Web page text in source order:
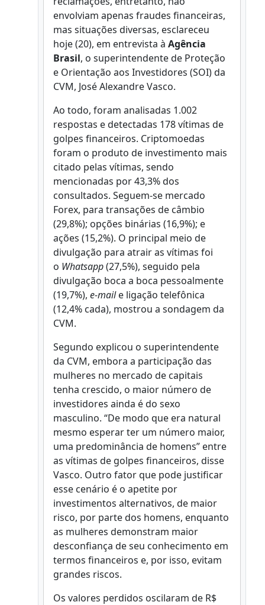
envolviam apenas fraudes financeiras,
mas situações diversas, esclareceu
hoje (20), em entrevista à Agência
Brasil, o superintendente de Proteção
e Orientação aos Investidores (SOI) da
CVM, José Alexandre Vasco.
Ao todo, foram analisadas 1.002
respostas e detectadas 178 vítimas de
golpes financeiros. Criptomoedas
foram o produto de investimento mais
citado pelas vítimas, sendo
mencionadas por 43,3% dos
consultados. Seguem-se mercado
Forex, para transações de câmbio
(29,8%); opções binárias (16,9%); e
ações (15,2%). O principal meio de
divulgação para atrair as vítimas foi
o Whatsapp(27,5%), seguido pela
divulgação boca a boca pessoalmente
(19,7%), e-maile ligação telefônica
(12,4% cada), mostrou a sondagem da
CVM.
Segundo explicou o superintendente
da CVM, embora a participação das
mulheres no mercado de capitais
tenha crescido, o maior número de
investidores ainda é do sexo
masculino. “De modo que era natural
mesmo esperar ter um número maior,
uma predominância de homens” entre
as vítimas de golpes financeiros, disse
Vasco. Outro fator que pode justificar
esse cenário é o apetite por
investimentos alternativos, de maior
risco, por parte dos homens, enquanto
as mulheres demonstram maior
desconfiança de seu conhecimento em
termos financeiros e, por isso, evitam
grandes riscos.
Os valores perdidos oscilaram de R$